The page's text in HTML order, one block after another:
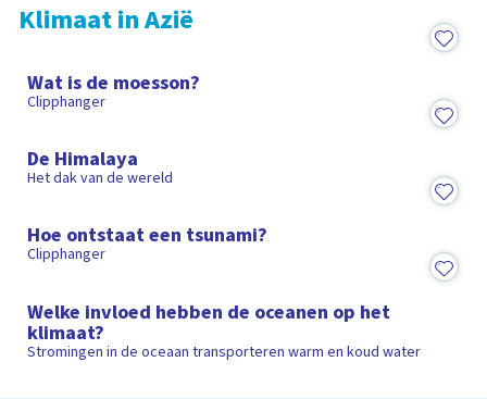
Klimaat in Azië
Wat is de moesson?
Clipphanger
De Himalaya
Het dak van de wereld
Hoe ontstaat een tsunami?
Clipphanger
Welke invloed hebben de oceanen op het
klimaat?
Stromingen in de oceaan transporteren warm en koud water